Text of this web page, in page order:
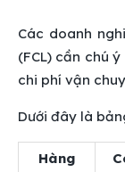
Các doanh
(FCL) cần chú
chi phí vận
Dưới đây là
Hàng